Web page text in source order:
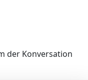
der Konversation